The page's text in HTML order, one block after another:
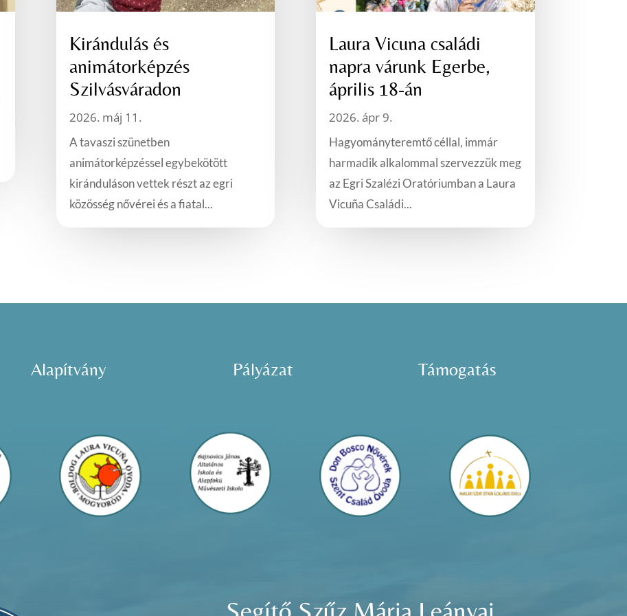
Kirándulás és
animátorképzés
Szilvásváradon
2026. máj 11.
A tavaszi szünetben
animátorképzéssel egybekötött
kiránduláson vettek részt az egri
közösség nővérei és a fiatal...
Laura Vicuna családi
napra várunk Egerbe,
április 18-án
2026. ápr 9.
Hagyományteremtő céllal, immár
harmadik alkalommal szervezzük meg
az Egri Szalézi Oratóriumban a Laura
Vicuña Családi...
Alapítvány Pályázat Támogatás